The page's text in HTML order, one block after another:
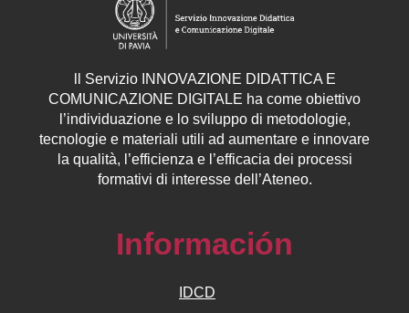
Servizio INNOVAZIONE DIDATTICA E
COMUNICAZIONE DIGITALE ha come obiettivo
l’individuazione e lo sviluppo di metodologie,
tecnologie e materiali utili ad aumentare e innovare
la qualità, l’efficienza e l’efficacia dei processi
formativi di interesse dell’Ateneo.
Información
IDCD